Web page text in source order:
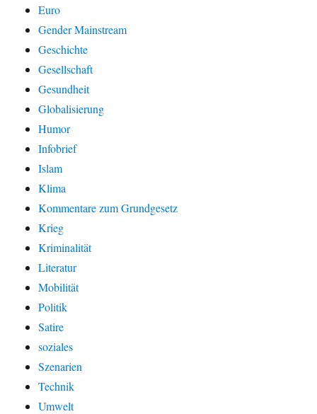
Euro
Gender Mainstream
Geschichte
Gesellschaft
Gesundheit
Globalisierung
Humor
Infobrief
Islam
Klima
Kommentare zum Grundgesetz
Krieg
Kriminalität
Literatur
Mobilität
Politik
Satire
soziales
Szenarien
Technik
Umwelt